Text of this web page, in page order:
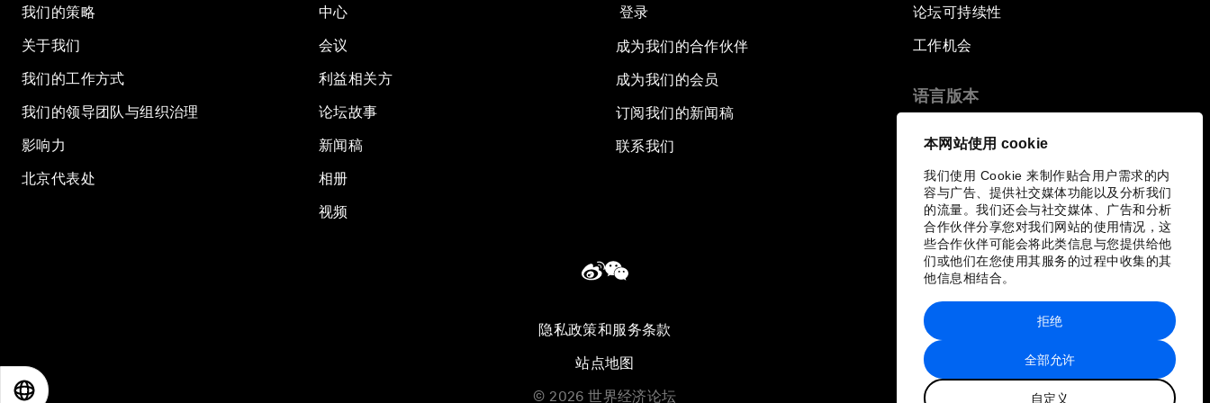
本网站使用 cookie
我们使用 Cookie 来制作贴合用户需求的内
容与广告、提供社交媒体功能以及分析我们
的流量。我们还会与社交媒体、广告和分析
合作伙伴分享您对我们网站的使用情况，这
些合作伙伴可能会将此类信息与您提供给他
们或他们在您使用其服务的过程中收集的其
他信息相结合。
全部允许
自定义
拒绝
我们的策略
关于我们
我们的工作方式
我们的领导团队与组织治理
影响力
北京代表处
中心
会议
利益相关方
论坛故事
新闻稿
相册
视频
登录
成为我们的合作伙伴
成为我们的会员
订阅我们的新闻稿
联系我们
论坛可持续性
工作机会
语言版本
隐私政策和服务条款
站点地图
© 2026 世界经济论坛